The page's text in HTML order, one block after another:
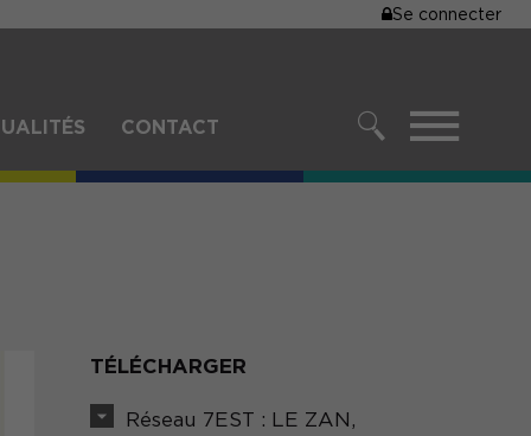
MENU
DE
Se connecter
CONTACT MENU
TÉLÉCHARGER
Réseau 7EST : LE ZAN,